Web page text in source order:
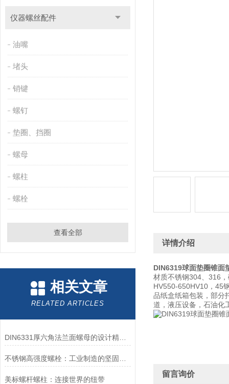
仪器螺丝配件
油嘴
堵头
销键
螺钉
垫圈、挡圈
螺母
螺柱
螺栓
查看全部
相关文章
RELATED ARTICLES
DIN6331厚六角法兰面螺母的设计精妙之处在于其六角法兰面结构
美标螺杆螺柱：连接世界的纽带
详情介绍
DIN6319球面垫圈锥面
材质不锈钢304、316
HV550-650HV10，45
品纸盒纸箱包装，部分
道，液压设备，石油化
留言询价